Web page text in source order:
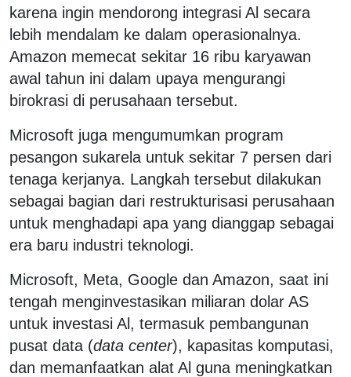
karena ingin mendorong integrasi Al secara
lebih mendalam ke dalam operasionalnya.
Amazon memecat sekitar 16 ribu karyawan
awal tahun ini dalam upaya mengurangi
birokrasi di perusahaan tersebut.
Microsoft juga mengumumkan program
pesangon sukarela untuk sekitar 7 persen dari
tenaga kerjanya. Langkah tersebut dilakukan
sebagai bagian dari restrukturisasi perusahaan
untuk menghadapi apa yang dianggap sebagai
era baru industri teknologi.
Microsoft, Meta, Google dan Amazon, saat ini
tengah menginvestasikan miliaran dolar AS
untuk investasi Al, termasuk pembangunan
pusat data (data center), kapasitas komputasi,
dan memanfaatkan alat Al guna meningkatkan